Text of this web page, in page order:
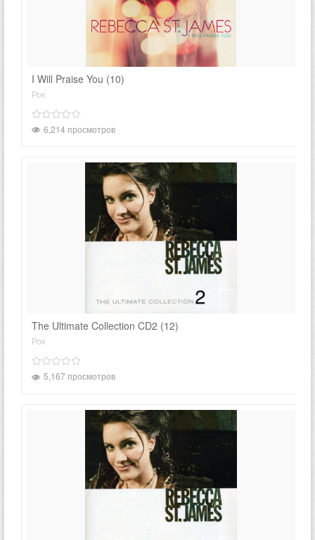
I Will Praise You (10)
Рок
6,214 просмотров
The Ultimate Collection CD2 (12)
Рок
5,167 просмотров